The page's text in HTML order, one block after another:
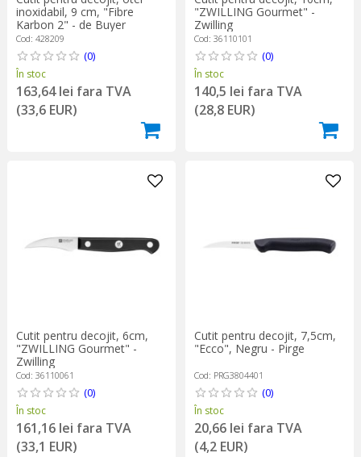
inoxidabil, 9 cm, "Fibre
Karbon 2" - de Buyer
Cod: 428209
(0)
În stoc
163,64 lei fara TVA
(33,6 EUR)
"ZWILLING Gourmet" -
Zwilling
Cod: 36110101
(0)
În stoc
140,5 lei fara TVA
(28,8 EUR)
Cutit pentru decojit, 6cm,
"ZWILLING Gourmet" -
Zwilling
Cod: 36110061
(0)
În stoc
161,16 lei fara TVA
(33,1 EUR)
Cutit pentru decojit, 7,5cm,
"Ecco", Negru - Pirge
Cod: PRG3804401
(0)
În stoc
20,66 lei fara TVA
(4,2 EUR)